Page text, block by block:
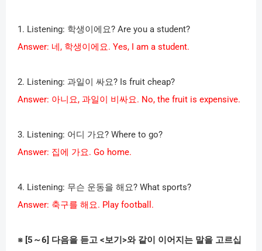
1. Listening: 학생이에요? Are you a student?
Answer: 네, 학생이에요. Yes, I am a student.
2. Listening: 과일이 싸요? Is fruit cheap?
Answer: 아니요, 과일이 비싸요. No, the fruit is expensive.
3. Listening: 어디 가요? Where to go?
Answer: 집에 가요. Go home.
4. Listening: 무슨 운동을 해요? What sports?
Answer: 축구를 해요. Play football.
※ [5 ～6] 다음을 듣고 <보기>와 같이 이어지는 말을 고르십